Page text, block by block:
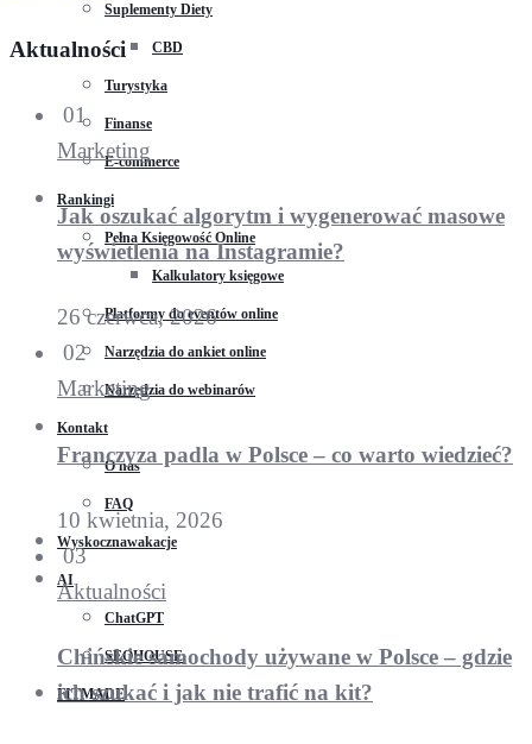
Suplementy Diety
CBD
Turystyka
Finanse
E-commerce
Rankingi
Pełna Księgowość Online
Kalkulatory księgowe
Platformy do eventów online
Narzędzia do ankiet online
Narzędzia do webinarów
Kontakt
O nas
FAQ
Wyskocznawakacje
AI
ChatGPT
SEOHOUSE
FITMADE
Aktualności
01
Marketing
Jak oszukać algorytm i wygenerować masowe
wyświetlenia na Instagramie?
26 czerwca, 2026
02
Marketing
Franczyza padla w Polsce – co warto wiedzieć?
10 kwietnia, 2026
03
Aktualności
Chińskie samochody używane w Polsce – gdzie
ich szukać i jak nie trafić na kit?